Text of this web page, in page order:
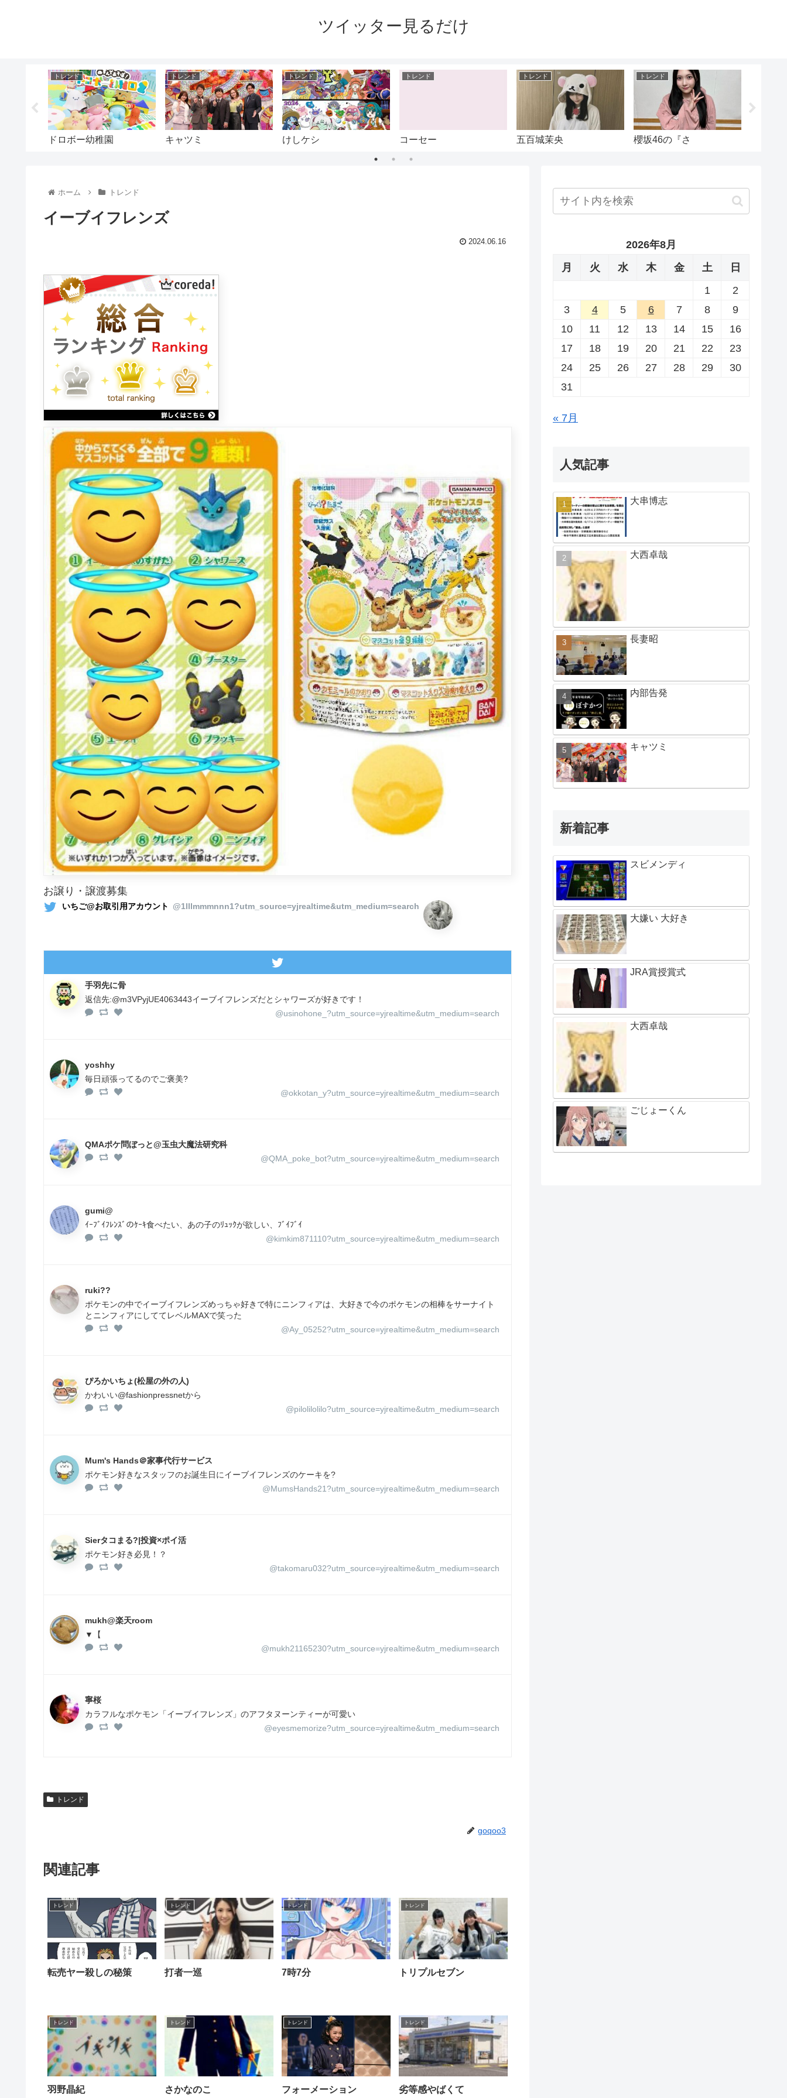
ツイッター見るだけ
トレンド
ドロボー幼稚園
トレンド
キャツミ
トレンド
けしケシ
トレンド
コーセー
トレンド
五百城茉央
トレンド
櫻坂46の『さ
ホーム トレンド
イーブイフレンズ
2024.06.16
お譲り・譲渡募集
いちご@お取引用アカウント @1lllmmmnnn1?utm_source=yjrealtime&utm_medium=search
手羽先に骨
返信先:@m3VPyjUE4063443イーブイフレンズだとシャワーズが好きです！
@usinohone_?utm_source=yjrealtime&utm_medium=search
yoshhy
毎日頑張ってるのでご褒美?
@okkotan_y?utm_source=yjrealtime&utm_medium=search
QMAポケ問ぼっと@玉虫大魔法研究科
@QMA_poke_bot?utm_source=yjrealtime&utm_medium=search
gumi@
ｲｰﾌﾞｲﾌﾚﾝｽﾞのｹｰｷ食べたい、あの子のﾘｭｯｸが欲しい、ﾌﾞｲﾌﾞｲ
@kimkim871110?utm_source=yjrealtime&utm_medium=search
ruki??
ポケモンの中でイーブイフレンズめっちゃ好きで特にニンフィアは、大好きで今のポケモンの相棒をサーナイト
とニンフィアにしててレベルMAXで笑った
@Ay_05252?utm_source=yjrealtime&utm_medium=search
ぴろかいちょ(松屋の外の人)
かわいい@fashionpressnetから
@pilolilolilo?utm_source=yjrealtime&utm_medium=search
Mum's Hands＠家事代行サービス
ポケモン好きなスタッフのお誕生日にイーブイフレンズのケーキを?
@MumsHands21?utm_source=yjrealtime&utm_medium=search
Sierタコまる?|投資×ポイ活
ポケモン好き必見！？
@takomaru032?utm_source=yjrealtime&utm_medium=search
mukh@楽天room
▼【
@mukh21165230?utm_source=yjrealtime&utm_medium=search
寧桜
カラフルなポケモン「イーブイフレンズ」のアフタヌーンティーが可愛い
@eyesmemorize?utm_source=yjrealtime&utm_medium=search
トレンド
goqoo3
関連記事
トレンド
転売ヤー殺しの秘策
トレンド
打者一巡
トレンド
7時7分
トレンド
トリプルセブン
トレンド
羽野晶紀
トレンド
さかなのこ
トレンド
フォーメーション
トレンド
劣等感やばくて
2026年8月
月
火 水 木 金 土
日
1
2
3
4 5 6 7 8
9
10
11 12 13 14 15
16
17
18 19 20 21 22
23
24
25 26 27 28 29
30
31
« 7月
人気記事
大串博志
大西卓哉
長妻昭
内部告発
キャツミ
新着記事
スビメンディ
大嫌い 大好き
JRA賞授賞式
大西卓哉
ごじょーくん